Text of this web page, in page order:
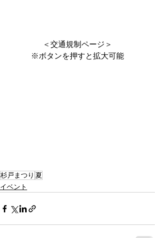
＜交通規制ページ＞
※ボタンを押すと拡大可能
杉戸まつり 夏
イベント